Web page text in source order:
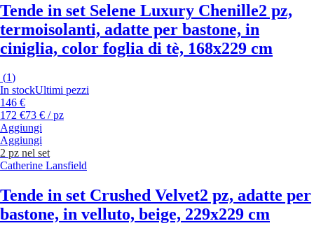
Tende in set Selene Luxury Chenille2 pz,
termoisolanti, adatte per bastone, in
ciniglia, color foglia di tè, 168x229 cm
(1)
In stockUltimi pezzi
146 €
172 €73 € / pz
Aggiungi
Aggiungi
2 pz nel set
Catherine Lansfield
Tende in set Crushed Velvet2 pz, adatte per
bastone, in velluto, beige, 229x229 cm